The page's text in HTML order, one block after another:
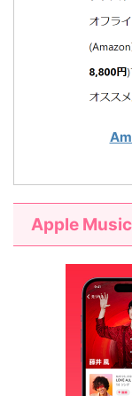
Apple Music